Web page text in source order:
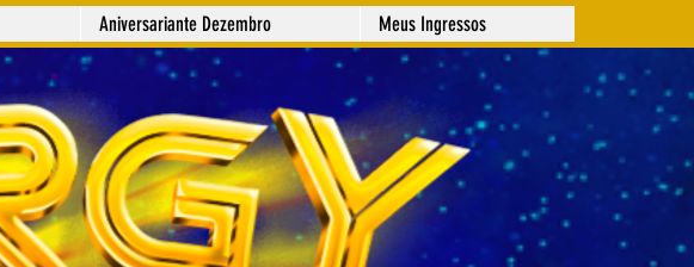
Aniversariante Dezembro Meus Ingressos